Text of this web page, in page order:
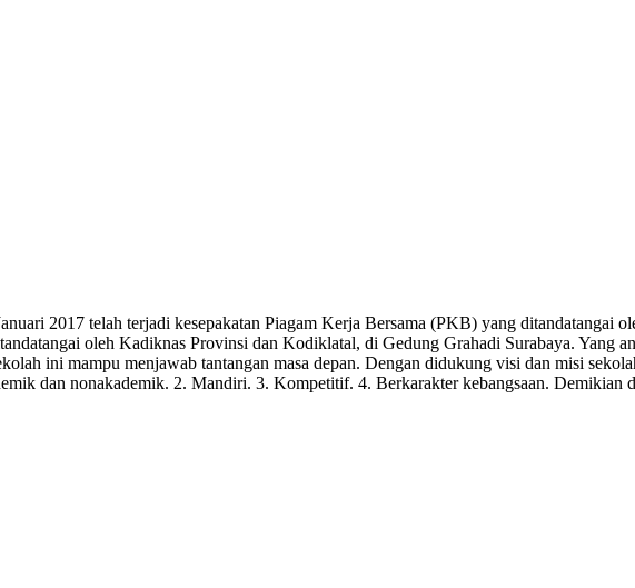
2017 telah terjadi kesepakatan Piagam Kerja Bersama (PKB) yang ditandatangai
oleh Kadiknas Provinsi dan Kodiklatal, di Gedung Grahadi Surabaya. Yang
ini mampu menjawab tantangan masa depan. Dengan didukung visi dan misi
dan nonakademik. 2. Mandiri. 3. Kompetitif. 4. Berkarakter kebangsaan. Demikian